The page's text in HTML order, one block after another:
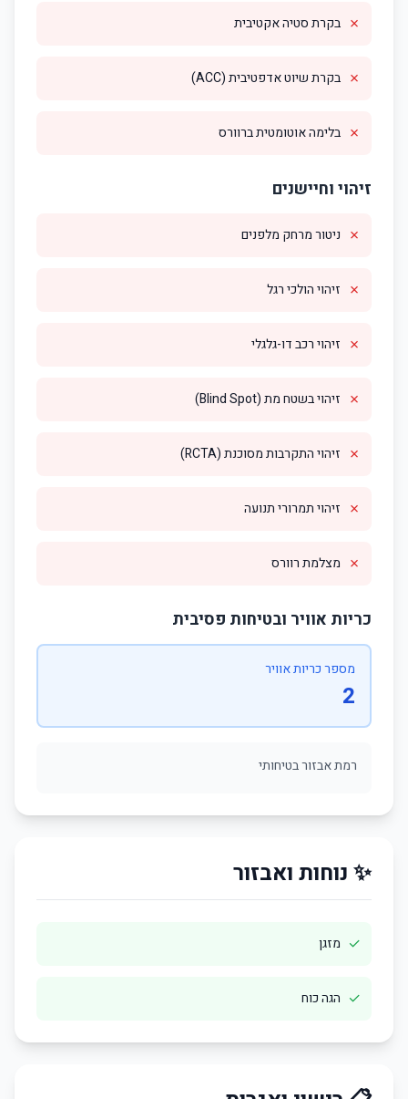
✗ בקרת סטיה אקטיבית
✗ בקרת שיוט אדפטיבית (ACC)
✗ בלימה אוטומטית ברוורס
זיהוי וחיישנים
✗ ניטור מרחק מלפנים
✗ זיהוי הולכי רגל
✗ זיהוי רכב דו-גלגלי
✗ זיהוי בשטח מת (Blind Spot)
✗ זיהוי התקרבות מסוכנת (RCTA)
✗ זיהוי תמרורי תנועה
✗ מצלמת רוורס
כריות אוויר ובטיחות פסיבית
מספר כריות אוויר
2
רמת אבזור בטיחותי
✨ נוחות ואבזור
✓ מזגן
✓ הגה כוח